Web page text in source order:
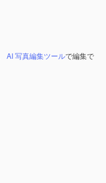
AI 写真編集ツールで編集で